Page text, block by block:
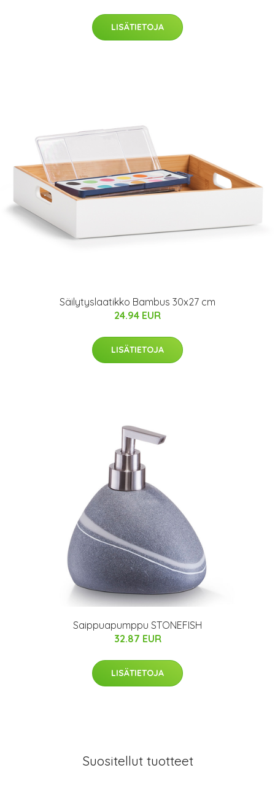
LISÄTIETOJA
Säilytyslaatikko Bambus 30x27 cm
24.94 EUR
LISÄTIETOJA
Saippuapumppu STONEFISH
32.87 EUR
LISÄTIETOJA
Suositellut tuotteet